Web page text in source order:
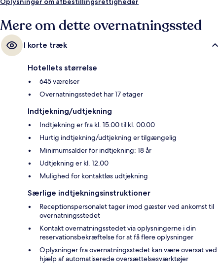
Mere om dette overnatningssted
I korte træk
Hotellets størrelse
645 værelser
Overnatningsstedet har 17 etager
Indtjekning/udtjekning
Indtjekning er fra kl. 15.00 til kl. 00.00
Hurtig indtjekning/udtjekning er tilgængelig
Minimumsalder for indtjekning: 18 år
Udtjekning er kl. 12.00
Mulighed for kontaktløs udtjekning
Særlige indtjekningsinstruktioner
Receptionspersonalet tager imod gæster ved ankomst til
overnatningsstedet
Kontakt overnatningsstedet via oplysningerne i din
reservationsbekræftelse for at få flere oplysninger
Oplysninger fra overnatningsstedet kan være oversat ved
hjælp af automatiserede oversættelsesværktøjer